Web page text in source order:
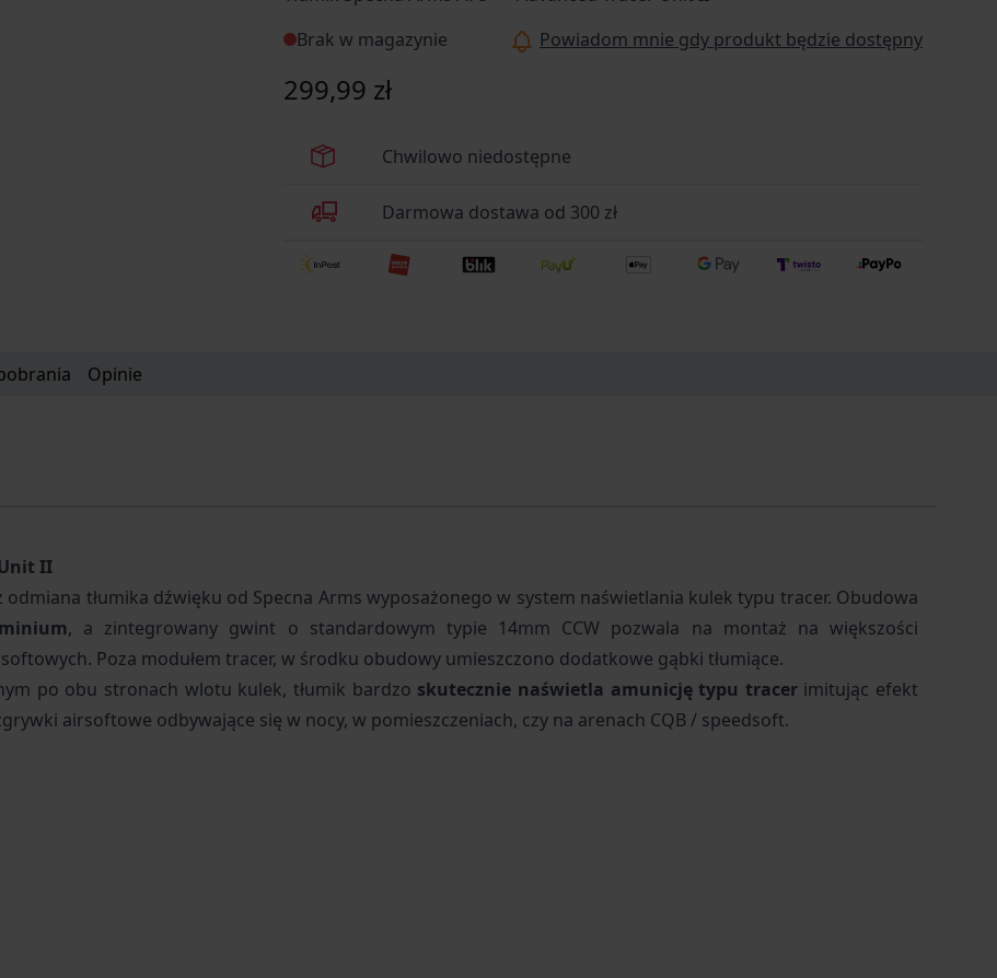
Brak w magazynie
Powiadom mnie gdy produkt będzie dostępny
299,99 zł
Chwilowo niedostępne
Darmowa dostawa od 300 zł
Opinie
II
tłumika dźwięku od Specna Arms wyposażonego w system naświetlania kulek typu tracer. Obudowa
, a zintegrowany gwint o standardowym typie 14mm CCW pozwala na montaż na większości
Poza modułem tracer, w środku obudowy umieszczono dodatkowe gąbki tłumiące.
po obu stronach wlotu kulek, tłumik bardzo skutecznie naświetla amunicję typu tracer imitując efekt
airsoftowe odbywające się w nocy, w pomieszczeniach, czy na arenach CQB / speedsoft.